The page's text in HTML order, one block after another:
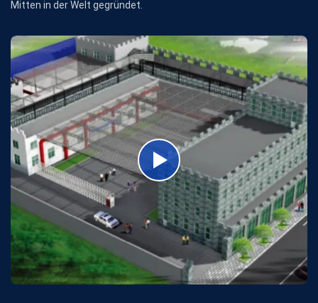
Mitten in der Welt gegründet.